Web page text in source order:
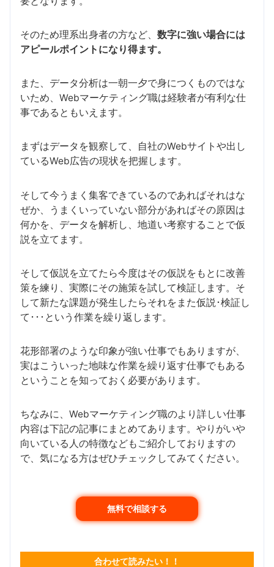
そのため理系出身者の方など、 数字に強い場合には
アピールポイントになり得ます。
また、データ分析は一朝一夕で身につくものではな
いため、Webマーケティング職は経験者が有利な仕
事であるともいえます。
まずはデータを観察して、自社のWebサイトや出し
ているWeb広告の現状を把握します。
そして今うまく集客できているのであればそれはな
ぜか、うまくいっていない部分があればその原因は
何かを、データを解析し、地道い考察することで仮
説を立てます。
そして仮説を立てたら今度はその仮説をもとに改善
策を練り、実際にその施策を試して検証します。そ
して新たな課題が発生したらそれをまた仮説･検証し
て･･･という作業を繰り返します。
花形部署のような印象が強い仕事でもありますが、
実はこういった地味な作業を繰り返す仕事でもある
ということを知っておく必要があります。
ちなみに、Webマーケティング職のより詳しい仕事
内容は下記の記事にまとめてあります。やりがいや
向いている人の特徴などもご紹介しておりますの
で、気になる方はぜひチェックしてみてください。
無料で相談する
合わせて読みたい！！